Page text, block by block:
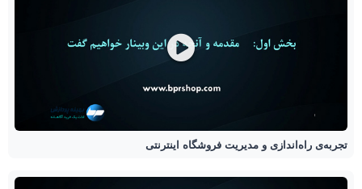
تجربه‌ی راه‌اندازی و مدیریت فروشگاه اینترنتی